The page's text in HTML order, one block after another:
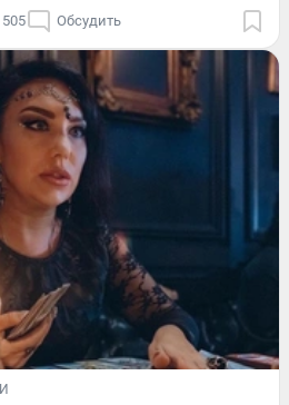
505 Обсудить